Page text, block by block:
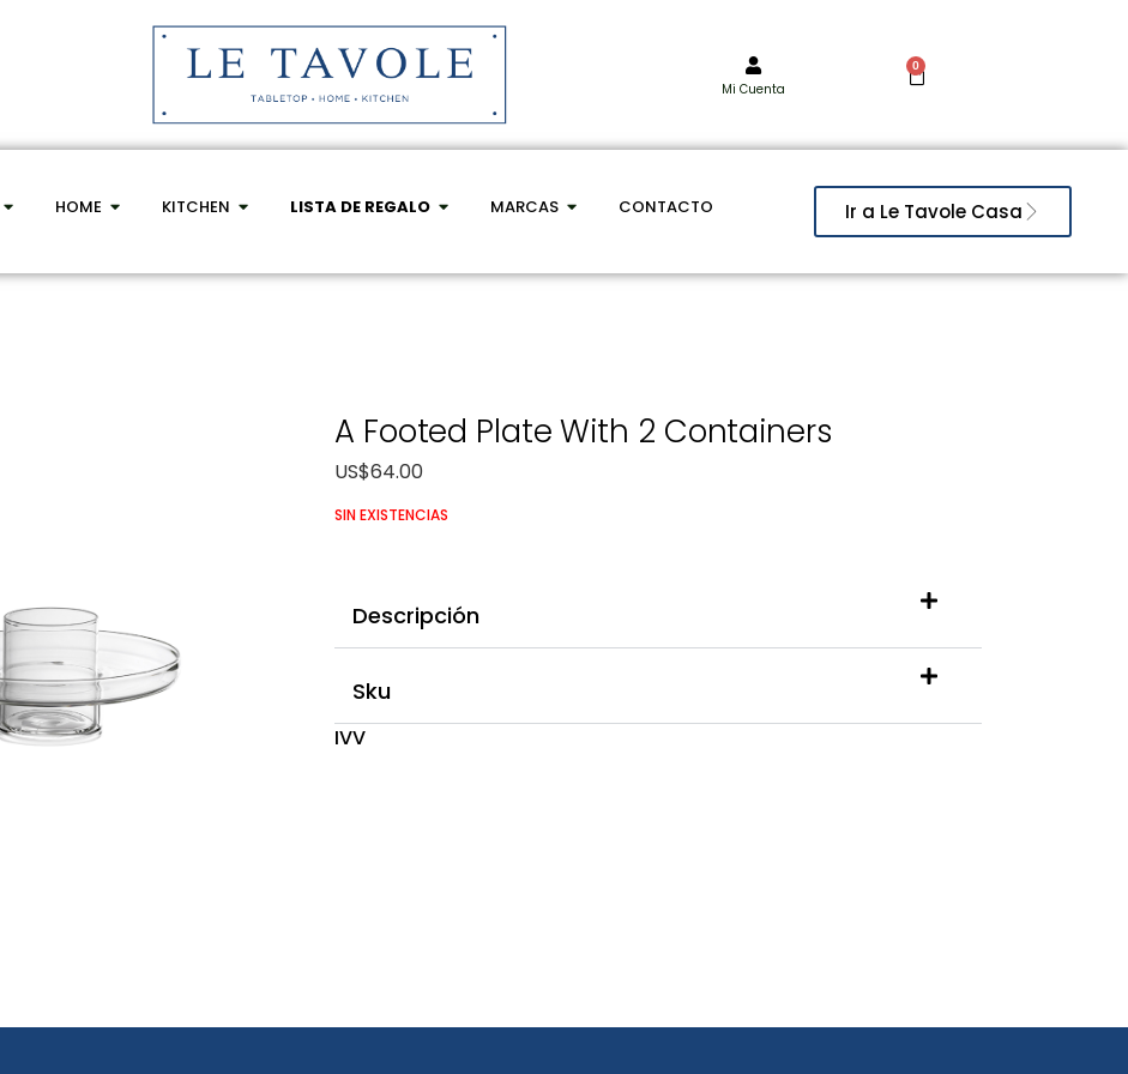
Mi Cuenta
0
HOME KITCHEN LISTA DE REGALO MARCAS CONTACTO Ir a Le Tavole Casa
A Footed Plate With 2 Containers
US$64.00
SIN EXISTENCIAS
Descripción
Sku
IVV